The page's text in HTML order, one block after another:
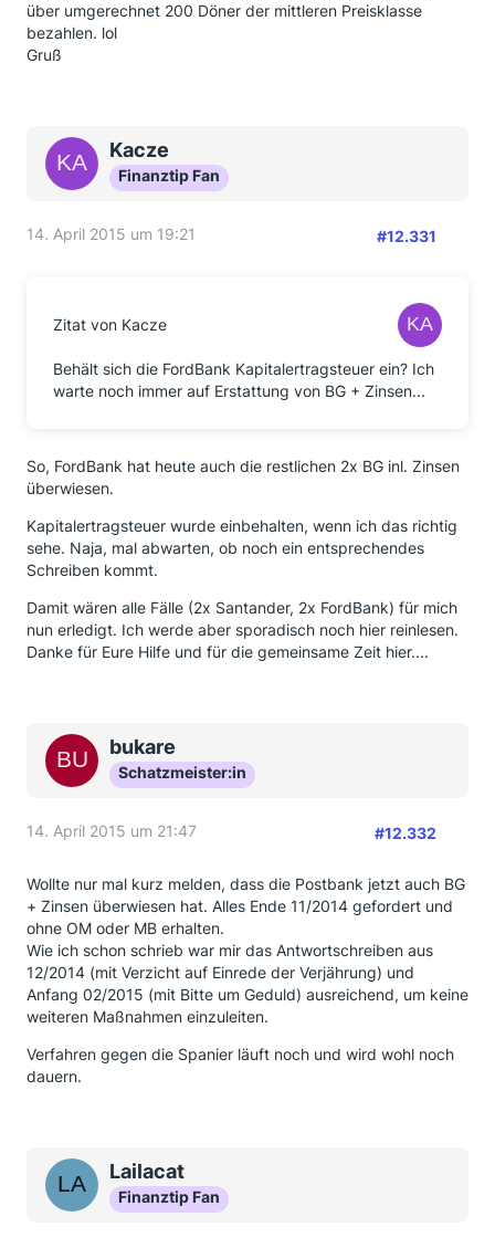
über umgerechnet 200 Döner der mittleren Preisklasse
bezahlen. lol
Gruß
Kacze
Finanztip Fan
14. April 2015 um 19:21 #12.331
Zitat von Kacze
Behält sich die FordBank Kapitalertragsteuer ein? Ich
warte noch immer auf Erstattung von BG + Zinsen...
So, FordBank hat heute auch die restlichen 2x BG inl. Zinsen
überwiesen.
Kapitalertragsteuer wurde einbehalten, wenn ich das richtig
sehe. Naja, mal abwarten, ob noch ein entsprechendes
Schreiben kommt.
Damit wären alle Fälle (2x Santander, 2x FordBank) für mich
nun erledigt. Ich werde aber sporadisch noch hier reinlesen.
Danke für Eure Hilfe und für die gemeinsame Zeit hier....
bukare
Schatzmeister:in
14. April 2015 um 21:47 #12.332
Wollte nur mal kurz melden, dass die Postbank jetzt auch BG
+ Zinsen überwiesen hat. Alles Ende 11/2014 gefordert und
ohne OM oder MB erhalten.
Wie ich schon schrieb war mir das Antwortschreiben aus
12/2014 (mit Verzicht auf Einrede der Verjährung) und
Anfang 02/2015 (mit Bitte um Geduld) ausreichend, um keine
weiteren Maßnahmen einzuleiten.
Verfahren gegen die Spanier läuft noch und wird wohl noch
dauern.
Lailacat
Finanztip Fan